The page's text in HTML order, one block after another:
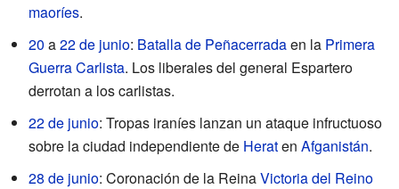
maoríes.
20 a22 de junio: Batalla de Peñacerradaen la Primera
Guerra Carlista. Los liberales del general Espartero
derrotan a los carlistas.
22 de junio: Tropas iraníes lanzan un ataque infructuoso
sobre la ciudad independiente de Heraten Afganistán.
28 de junio: Coronación de la ReinaVictoria del Reino